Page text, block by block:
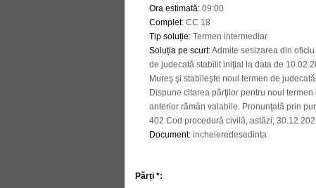
Ora estimată: 09:00
Complet: CC 18
Tip soluție: Termen intermediar
Soluția pe scurt:Admite sesizarea din
de judecată stabilit iniţial la data de
Mureş şi stabileşte noul termen de
Dispune citarea părţilor pentru noul
anterior rămân valabile. Pronunţată prin
402 Cod procedură civilă, astăzi,
Document: incheieredesedinta
Părți *: